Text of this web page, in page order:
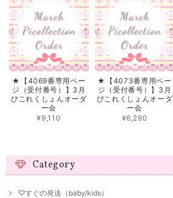
★【4069番専用ペー
ジ（受付番号）】3月
ぴこれくしょんオーダ
ー会
¥9,110
★【4073番専用ペー
ジ（受付番号）】3月
ぴこれくしょんオーダ
ー会
¥6,290
Category
♡すぐの発送（baby/kids）